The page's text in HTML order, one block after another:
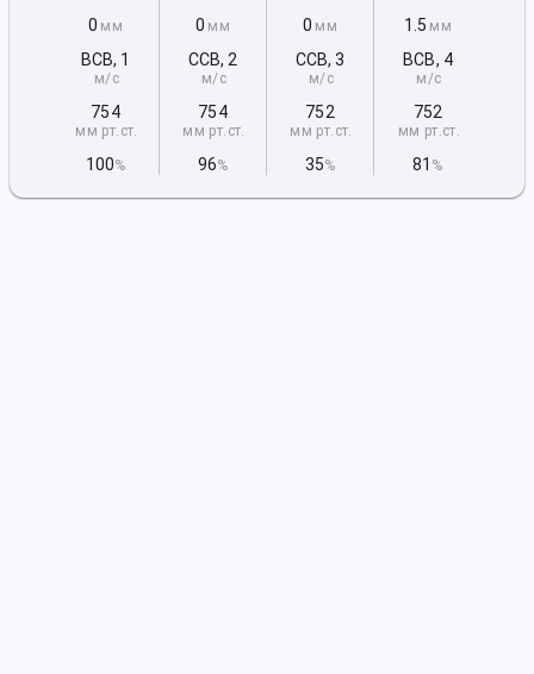
0 мм
ВСВ, 1
м/с
754
мм рт.ст.
100%
0 мм
ССВ, 2
м/с
754
мм рт.ст.
96%
0 мм
ССВ,3
м/с
752
мм рт.ст.
35%
1.5 мм
ВСВ, 4
м/с
752
мм рт.ст.
81 %